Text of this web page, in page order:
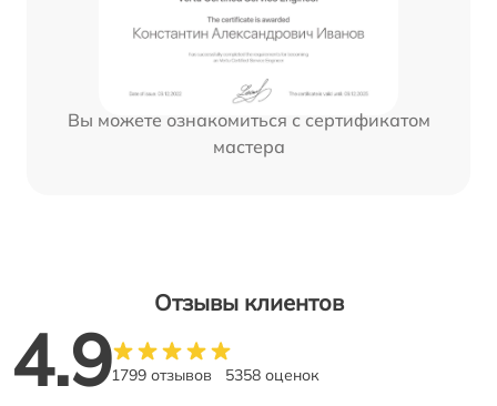
Вы можете ознакомиться с сертификатом
мастера
Отзывы клиентов
4.91799 отзывов 5358 оценок